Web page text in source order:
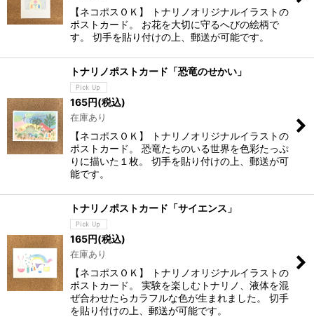
【ネコポスＯＫ】 トナリノオリジナルイラストの
ポストカード。 お花を大切に守るへびの絵柄で
す。 切手を貼り付けの上、郵送が可能です。
トナリノポストカード「恐竜のせかい」
165円(税込)
在庫あり
【ネコポスＯＫ】 トナリノオリジナルイラストの
ポストカード。 恐竜たちのいる世界を色彩たっぷ
りに描いた１枚。 切手を貼り付けの上、郵送が可
能です。
トナリノポストカード「サイエンス」
165円(税込)
在庫あり
【ネコポスＯＫ】 トナリノオリジナルイラストの
ポストカード。 実験を楽しむトナリノ、液体を混
ぜ合わせたらカラフルな色が生まれました。 切手
を貼り付けの上、郵送が可能です。